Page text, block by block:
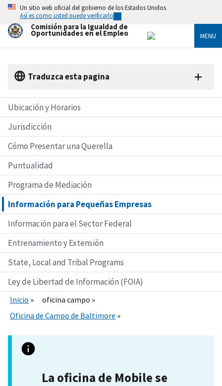
Skip
main
content
Un sitio web oficial del gobierno de los Estados Unidos
Así es como usted puede verificarlo
Comisión para la Igualdad de
Oportunidades en el Empleo MENU
Traduzca esta pagina
Ubicación y Horarios
Jurisdicción
Cómo Presentar una Querella
Puntualidad
Programa de Mediación
Información para Pequeñas Empresas
Información para el Sector Federal
Entrenamiento y Extensión
State, Local and Tribal Programs
Ley de Libertad de Información (FOIA)
Inicio
oficina campo
Oficina de Campo de Baltimore
La oficina de Mobile se